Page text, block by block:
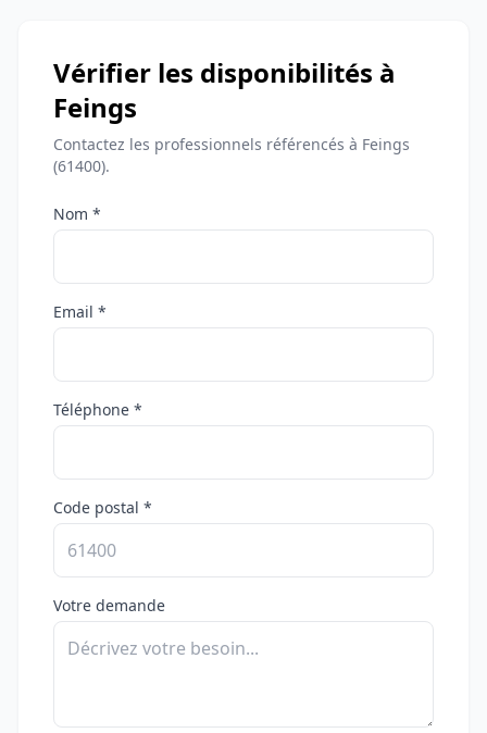
Vérifier les disponibilités à
Feings
Contactez les professionnels référencés à Feings
(61400).
Nom *
Email *
Téléphone *
Code postal *
Votre demande